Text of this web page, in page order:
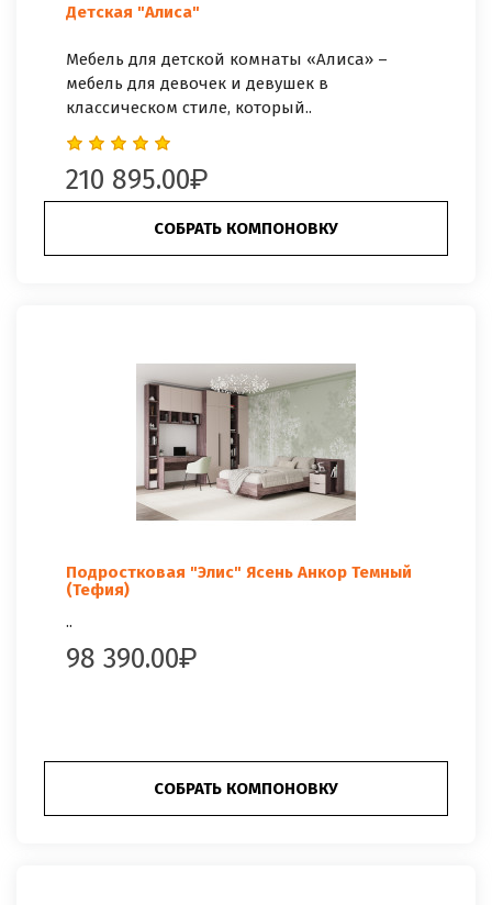
Детская "Алиса"
Мебель для детской комнаты «Алиса» –
мебель для девочек и девушек в
классическом стиле, который..
210 895.00
СОБРАТЬ КОМПОНОВКУ
Подростковая "Элис" Ясень Анкор Темный
(Тефия)
..
98 390.00
СОБРАТЬ КОМПОНОВКУ